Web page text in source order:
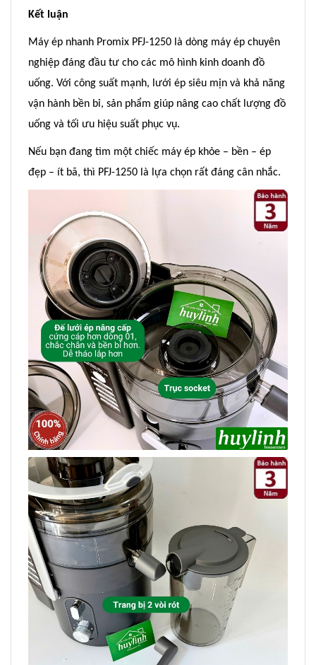
Kết luận
Máy ép nhanh Promix PFJ-1250 là dòng máy ép chuyên
nghiệp đáng đầu tư cho các mô hình kinh doanh đồ
uống. Với công suất mạnh, lưới ép siêu mịn và khả năng
vận hành bền bỉ, sản phẩm giúp nâng cao chất lượng đồ
uống và tối ưu hiệu suất phục vụ.
Nếu bạn đang tìm một chiếc máy ép khỏe – bền – ép
đẹp – ít bã, thì PFJ-1250 là lựa chọn rất đáng cân nhắc.